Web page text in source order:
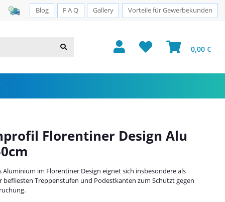
Blog F A Q Gallery Vorteile für Gewerbekunden
Sichere Zahlung · PayPal · Klarna
0,00 €
Florentiner Design Alu
im Florentiner Design eignet sich insbesondere als
Treppenstufen und Podestkanten zum Schutzt gegen